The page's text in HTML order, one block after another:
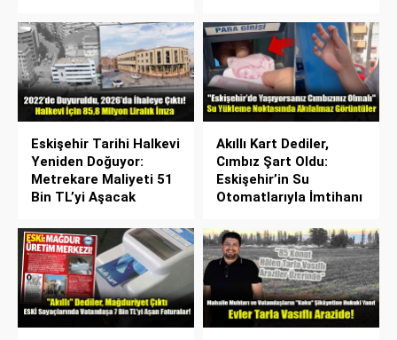
Eskişehir Tarihi Halkevi
Yeniden Doğuyor:
Metrekare Maliyeti 51
Bin TL’yi Aşacak
Akıllı Kart Dediler,
Cımbız Şart Oldu:
Eskişehir’in Su
Otomatlarıyla İmtihanı